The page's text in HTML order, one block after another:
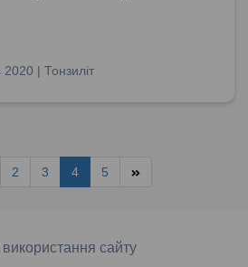
| Тонзиліт
2 3 4 5
сайту